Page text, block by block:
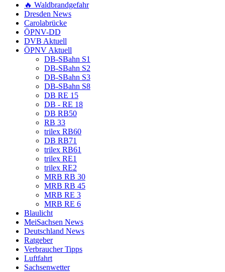
🔥 Waldbrandgefahr
Dresden News
Carolabrücke
ÖPNV-DD
DVB Aktuell
ÖPNV Aktuell
DB-SBahn S1
DB-SBahn S2
DB-SBahn S3
DB-SBahn S8
DB RE 15
DB - RE 18
DB RB50
RB 33
trilex RB60
DB RB71
trilex RB61
trilex RE1
trilex RE2
MRB RB 30
MRB RB 45
MRB RE 3
MRB RE 6
Blaulicht
MeiSachsen News
Deutschland News
Ratgeber
Verbraucher Tipps
Luftfahrt
Sachsenwetter